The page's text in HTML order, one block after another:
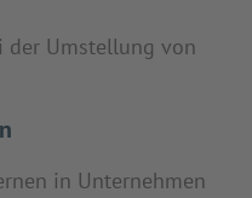
der Umstellung von
in Unternehmen